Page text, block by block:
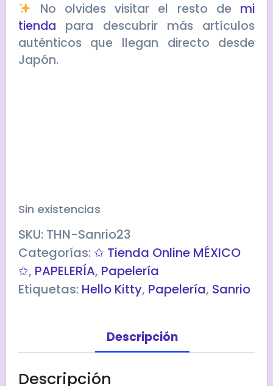
No olvides visitar el resto de mi
tienda para descubrir más artículos
auténticos que llegan directo desde
Japón.
Sin existencias
SKU: THN-Sanrio23
Categorías: ✩ Tienda Online MÉXICO
✩, PAPELERÍA, Papelería
Etiquetas: Hello Kitty, Papelería, Sanrio
Descripción
Descripción